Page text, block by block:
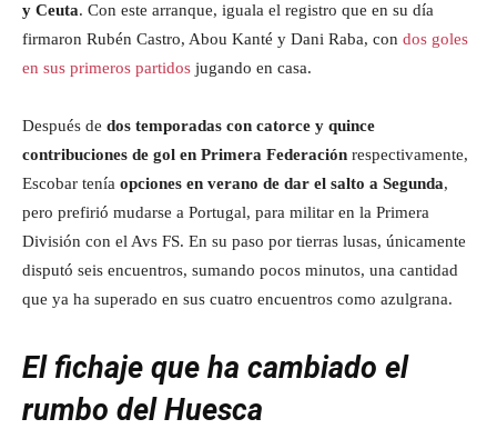
y Ceuta. Con este arranque, iguala el registro que en su día
firmaron Rubén Castro, Abou Kanté y Dani Raba, con dos goles
en sus primeros partidos jugando en casa.
Después de dos temporadas con catorce y quince
contribuciones de gol en Primera Federación respectivamente,
Escobar tenía opciones en verano de dar el salto a Segunda,
pero prefirió mudarse a Portugal, para militar en la Primera
División con el Avs FS. En su paso por tierras lusas, únicamente
disputó seis encuentros, sumando pocos minutos, una cantidad
que ya ha superado en sus cuatro encuentros como azulgrana.
El fichaje que ha cambiado el
rumbo del Huesca